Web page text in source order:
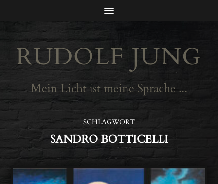
RUDOLF JUNG
Mein Licht ist meine Sprache ...
SCHLAGWORT
SANDRO BOTTICELLI